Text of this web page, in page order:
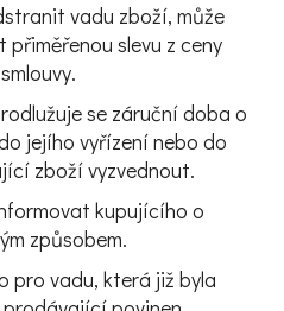
vadu zboží, může
slevu z ceny
se záruční doba o
jejího vyřízení nebo do
zboží vyzvednout.
kupujícího o
způsobem.
pro vadu, která již byla